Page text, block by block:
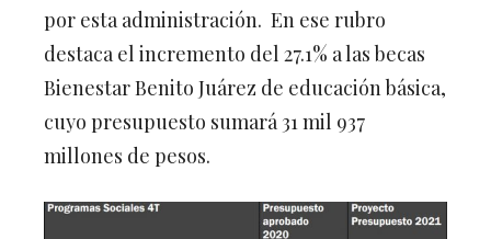
por esta administración. En ese rubro
destaca el incremento del 27.1% a las becas
Bienestar Benito Juárez de educación básica,
cuyo presupuesto sumará 31 mil 937
millones de pesos.